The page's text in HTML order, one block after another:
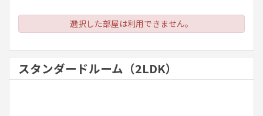
選択した部屋は利用できません。
スタンダードルーム（2LDK）